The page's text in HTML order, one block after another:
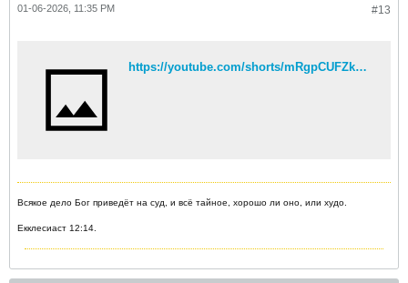
#13
01-06-2026, 11:35 PM
https://youtube.com/shorts/mRgpCUFZkHk?si=azRaMVcXLNBy1l_S
Всякое дело Бог приведёт на суд, и всё тайное, хорошо ли оно, или худо.
Екклесиаст 12:14.